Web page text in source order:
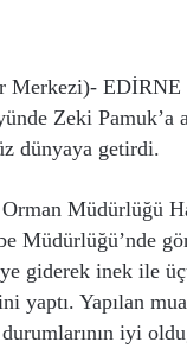
Merkezi)- EDİRNE
Zeki Pamuk’a
dünyaya getirdi.
Müdürlüğü
Müdürlüğü’nde
giderek inek ile
yaptı. Yapılan
iyi